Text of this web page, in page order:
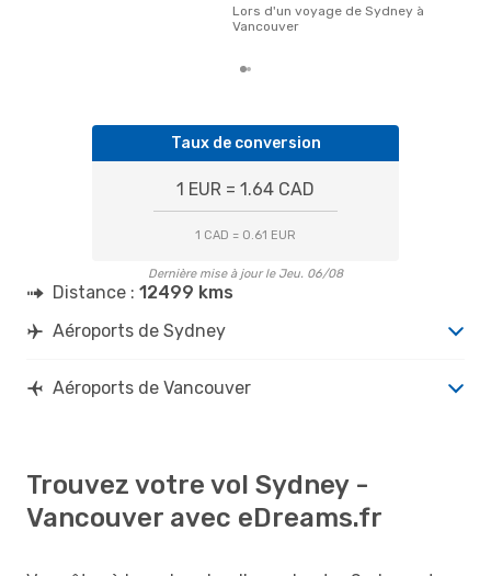
Lors d'un voyage de Sydney à
Vancouver
Taux de conversion
1 EUR = 1.64 CAD
1 CAD = 0.61 EUR
Dernière mise à jour le Jeu. 06/08
Distance : 12499 kms
Aéroports de Sydney
Aéroports de Vancouver
Trouvez votre vol Sydney -
Vancouver avec eDreams.fr